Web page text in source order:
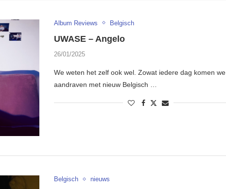
Album Reviews Belgisch
UWASE – Angelo
26/01/2025
We weten het zelf ook wel. Zowat iedere dag komen we
aandraven met nieuw Belgisch …
Belgisch nieuws